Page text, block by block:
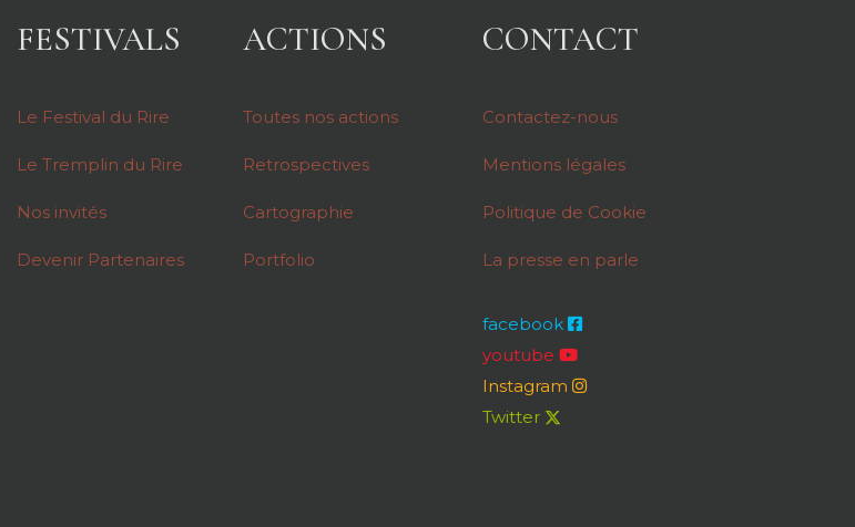
FESTIVALS
Le Festival du Rire
Le Tremplin du Rire
Nos invités
Devenir Partenaires
ACTIONS
Toutes nos actions
Retrospectives
Cartographie
Portfolio
CONTACT
Contactez-nous
Mentions légales
Politique de Cookie
La presse en parle
facebook
youtube
Instagram
Twitter